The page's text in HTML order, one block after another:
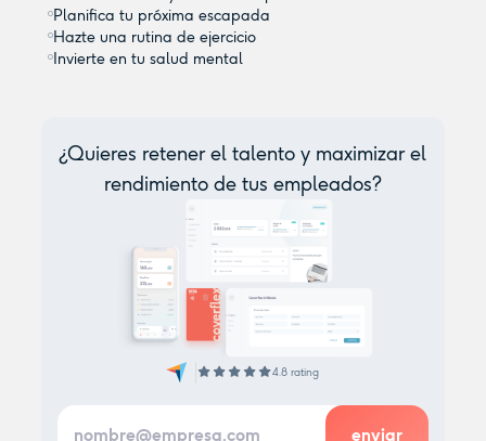
Planifica tu próxima escapada‍
Hazte una rutina de ejercicio‍
Invierte en tu salud mental‍
¿Quieres retener el talento y maximizar el
rendimiento de tus empleados?
4.8 rating